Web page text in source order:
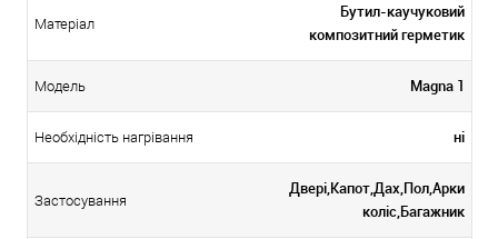
Матеріал
Бутил-каучуковий
композитний герметик
Модель Magna 1
Необхідність нагрівання ні
Застосування
Двері,Капот,Дах,Пол,Арки
коліс,Багажник